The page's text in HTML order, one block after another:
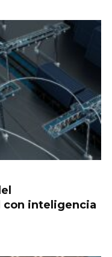
inteligencia